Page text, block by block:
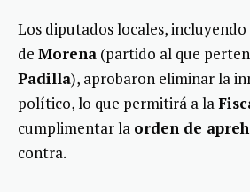
Los diputados locales, incluyendo
de Morena (partido al que
Padilla), aprobaron eliminar la
político, lo que permitirá a la
cumplimentar la orden de
contra.